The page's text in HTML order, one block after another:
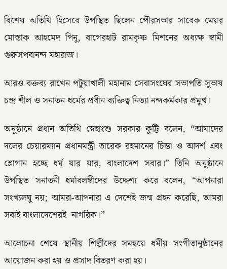
বিশেষ অতিথি হিসেবে উপস্থিত ছিলেন পৌরসভার সাবেক মেয়র
মোস্তাক আহমেদ পিনু, বাগেরহাট রামকৃষ্ণ মিশনের অধ্যক্ষ স্বামী
গুরুসপবানন্দ মহারাজ।
আরও বক্তব্য রাখেন পটুয়াখালী মহানাম সেবাসংঘের সভাপতি সুভাষ
চন্দ্র শীল ও সনাতন ধর্মের প্রবীন ব্যক্তিত্ব নিত্যা নন্দকর্মকার প্রমুখ।
অনুষ্ঠানে প্রধান অতিথি স্নেহাংশু সরকার কুট্টি বলেন, “আমাদের
দলের চেয়ারম্যান প্রধানমন্ত্রী তারেক রহমানের চিন্তা ও আদর্শ এবং
শ্লোগান হচ্ছে ধর্ম যার যার, বাংলাদেশ সবার।” তিনি অনুষ্ঠানে
উপস্থিত সনাতনী ধর্মাবলম্বীদের উদ্দেশ্য করে বলেন, “আপনারা
সংখ্যলঘু নয়; আমরা-আপনারা এ দেশেই জন্ম গ্রহন করেছি, আমরা
সবাই বাংলাদেশেরই নাগরিক।”
আলোচনা শেষে স্থানীয় শিল্পীদের সমন্বয়ে ধর্মীয় সংগীতানুষ্ঠানের
আয়োজন করা হয় ও প্রসাদ বিতরণ করা হয়।